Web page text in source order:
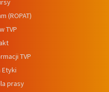
(ROPAT)
TVP
TVP
Etyki
prasy